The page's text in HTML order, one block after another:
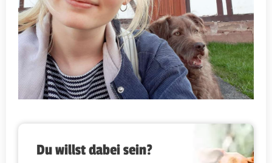
Du willst dabei sein?